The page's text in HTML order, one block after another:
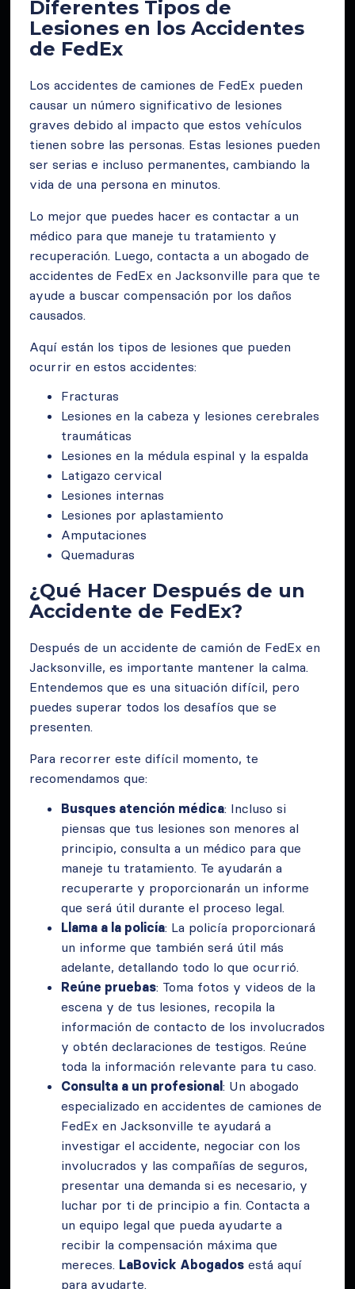
Diferentes Tipos de
Lesiones en los Accidentes
de FedEx
Los accidentes de camiones de FedEx pueden
causar un número significativo de lesiones
graves debido al impacto que estos vehículos
tienen sobre las personas. Estas lesiones pueden
ser serias e incluso permanentes, cambiando la
vida de una persona en minutos.
Lo mejor que puedes hacer es contactar a un
médico para que maneje tu tratamiento y
recuperación. Luego, contacta a un abogado de
accidentes de FedEx en Jacksonville para que te
ayude a buscar compensación por los daños
causados.
Aquí están los tipos de lesiones que pueden
ocurrir en estos accidentes:
Fracturas
Lesiones en la cabeza y lesiones cerebrales
traumáticas
Lesiones en la médula espinal y la espalda
Latigazo cervical
Lesiones internas
Lesiones por aplastamiento
Amputaciones
Quemaduras
¿Qué Hacer Después de un
Accidente de FedEx?
Después de un accidente de camión de FedEx en
Jacksonville, es importante mantener la calma.
Entendemos que es una situación difícil, pero
puedes superar todos los desafíos que se
presenten.
Para recorrer este difícil momento, te
recomendamos que:
Busques atención médica: Incluso si
piensas que tus lesiones son menores al
principio, consulta a un médico para que
maneje tu tratamiento. Te ayudarán a
recuperarte y proporcionarán un informe
que será útil durante el proceso legal.
Llama a la policía: La policía proporcionará
un informe que también será útil más
adelante, detallando todo lo que ocurrió.
Reúne pruebas: Toma fotos y videos de la
escena y de tus lesiones, recopila la
información de contacto de los involucrados
y obtén declaraciones de testigos. Reúne
toda la información relevante para tu caso.
Consulta a un profesional: Un abogado
especializado en accidentes de camiones de
FedEx en Jacksonville te ayudará a
investigar el accidente, negociar con los
involucrados y las compañías de seguros,
presentar una demanda si es necesario, y
luchar por ti de principio a fin. Contacta a
un equipo legal que pueda ayudarte a
recibir la compensación máxima que
mereces. LaBovick Abogados está aquí
para ayudarte.